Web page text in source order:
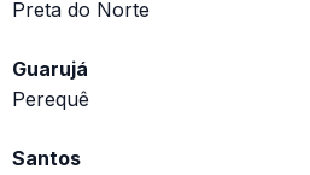
Preta do Norte
Guarujá
Perequê
Santos